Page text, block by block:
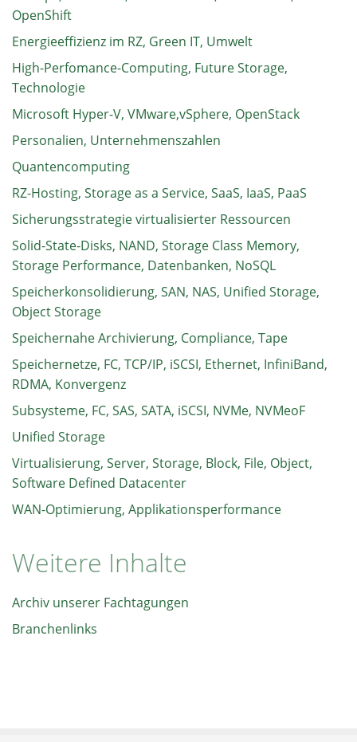
OpenShift
Energieeffizienz im RZ, Green IT, Umwelt
High-Perfomance-Computing, Future Storage,
Technologie
Microsoft Hyper-V, VMware,vSphere, OpenStack
Personalien, Unternehmenszahlen
Quantencomputing
RZ-Hosting, Storage as a Service, SaaS, IaaS, PaaS
Sicherungsstrategie virtualisierter Ressourcen
Solid-State-Disks, NAND, Storage Class Memory,
Storage Performance, Datenbanken, NoSQL
Speicherkonsolidierung, SAN, NAS, Unified Storage,
Object Storage
Speichernahe Archivierung, Compliance, Tape
Speichernetze, FC, TCP/IP, iSCSI, Ethernet, InfiniBand,
RDMA, Konvergenz
Subsysteme, FC, SAS, SATA, iSCSI, NVMe, NVMeoF
Unified Storage
Virtualisierung, Server, Storage, Block, File, Object,
Software Defined Datacenter
WAN-Optimierung, Applikationsperformance
Weitere Inhalte
Archiv unserer Fachtagungen
Branchenlinks